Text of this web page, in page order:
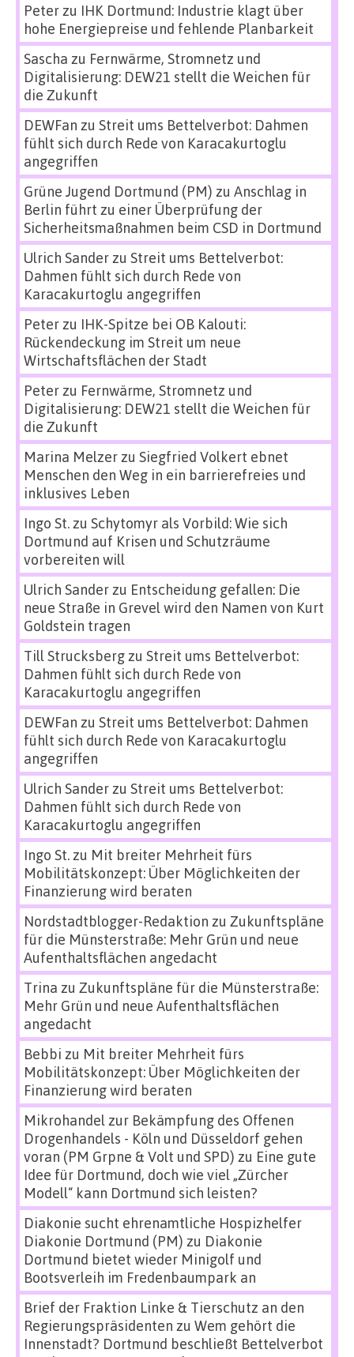
Peterzu IHK Dortmund: Industrie klagt über
hohe Energiepreise und fehlende Planbarkeit
Sascha zu Fernwärme, Stromnetz und
Digitalisierung: DEW21 stellt die Weichen für
die Zukunft
DEWFan zu Streit ums Bettelverbot: Dahmen
fühlt sich durch Rede von Karacakurtoglu
angegriffen
Grüne Jugend Dortmund (PM) zu Anschlag in
Berlin führt zu einer Überprüfung der
Sicherheitsmaßnahmen beim CSD in Dortmund
Ulrich Sanderzu Streit ums Bettelverbot:
Dahmen fühlt sich durch Rede von
Karacakurtoglu angegriffen
Peterzu IHK-Spitze bei OB Kalouti:
Rückendeckung im Streit um neue
Wirtschaftsflächen der Stadt
Peterzu Fernwärme, Stromnetz und
Digitalisierung: DEW21 stellt die Weichen für
die Zukunft
Marina Melzerzu Siegfried Volkert ebnet
Menschen den Weg in ein barrierefreies und
inklusives Leben
Ingo St.zu Schytomyr als Vorbild: Wie sich
Dortmund auf Krisen und Schutzräume
vorbereiten will
Ulrich Sanderzu Entscheidung gefallen: Die
neue Straße in Grevel wird den Namen von Kurt
Goldstein tragen
Till Strucksbergzu Streit ums Bettelverbot:
Dahmen fühlt sich durch Rede von
Karacakurtoglu angegriffen
DEWFan zu Streit ums Bettelverbot: Dahmen
fühlt sich durch Rede von Karacakurtoglu
angegriffen
Ulrich Sanderzu Streit ums Bettelverbot:
Dahmen fühlt sich durch Rede von
Karacakurtoglu angegriffen
Ingo St.zu Mit breiter Mehrheit fürs
Mobilitätskonzept: Über Möglichkeiten der
Finanzierung wird beraten
Nordstadtblogger-Redaktion zu Zukunftspläne
für die Münsterstraße: Mehr Grün und neue
Aufenthaltsflächen angedacht
Trina zu Zukunftspläne für die Münsterstraße:
Mehr Grün und neue Aufenthaltsflächen
angedacht
Bebbi zu Mit breiter Mehrheit fürs
Mobilitätskonzept: Über Möglichkeiten der
Finanzierung wird beraten
Mikrohandel zur Bekämpfung des Offenen
Drogenhandels - Köln und Düsseldorf gehen
voran (PM Grpne & Volt und SPD) zu Eine gute
Idee für Dortmund, doch wie viel „Zürcher
Modell“ kann Dortmund sich leisten?
Diakonie sucht ehrenamtliche Hospizhelfer
Diakonie Dortmund (PM) zu Diakonie
Dortmund bietet wieder Minigolf und
Bootsverleih im Fredenbaumpark an
Brief der Fraktion Linke & Tierschutz an den
Regierungspräsidenten zu Wem gehört die
Innenstadt? Dortmund beschließt Bettelverbot